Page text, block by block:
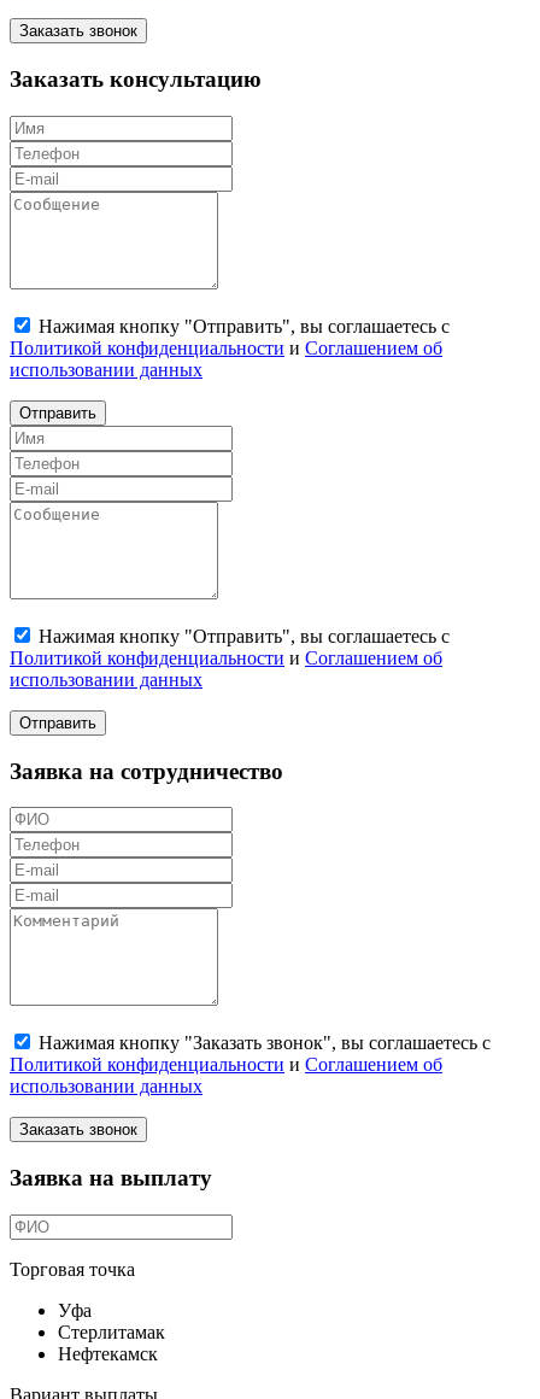
Заказать звонок
Заказать консультацию
Нажимая кнопку "Отправить", вы соглашаетесь с
Политикой конфиденциальности и Соглашением об
использовании данных
Отправить
Нажимая кнопку "Отправить", вы соглашаетесь с
Политикой конфиденциальности и Соглашением об
использовании данных
Отправить
Заявка на сотрудничество
Нажимая кнопку "Заказать звонок", вы соглашаетесь с
Политикой конфиденциальности и Соглашением об
использовании данных
Заказать звонок
Заявка на выплату
Торговая точка
Уфа
Стерлитамак
Нефтекамск
Вариант выплаты